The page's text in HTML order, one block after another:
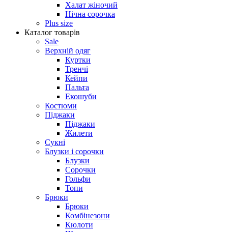
Халат жіночий
Нічна сорочка
Plus size
Каталог товарів
Sale
Верхній одяг
Куртки
Тренчі
Кейпи
Пальта
Екошуби
Костюми
Піджаки
Піджаки
Жилети
Сукні
Блузки і сорочки
Блузки
Сорочки
Гольфи
Топи
Брюки
Брюки
Комбінезони
Кюлоти